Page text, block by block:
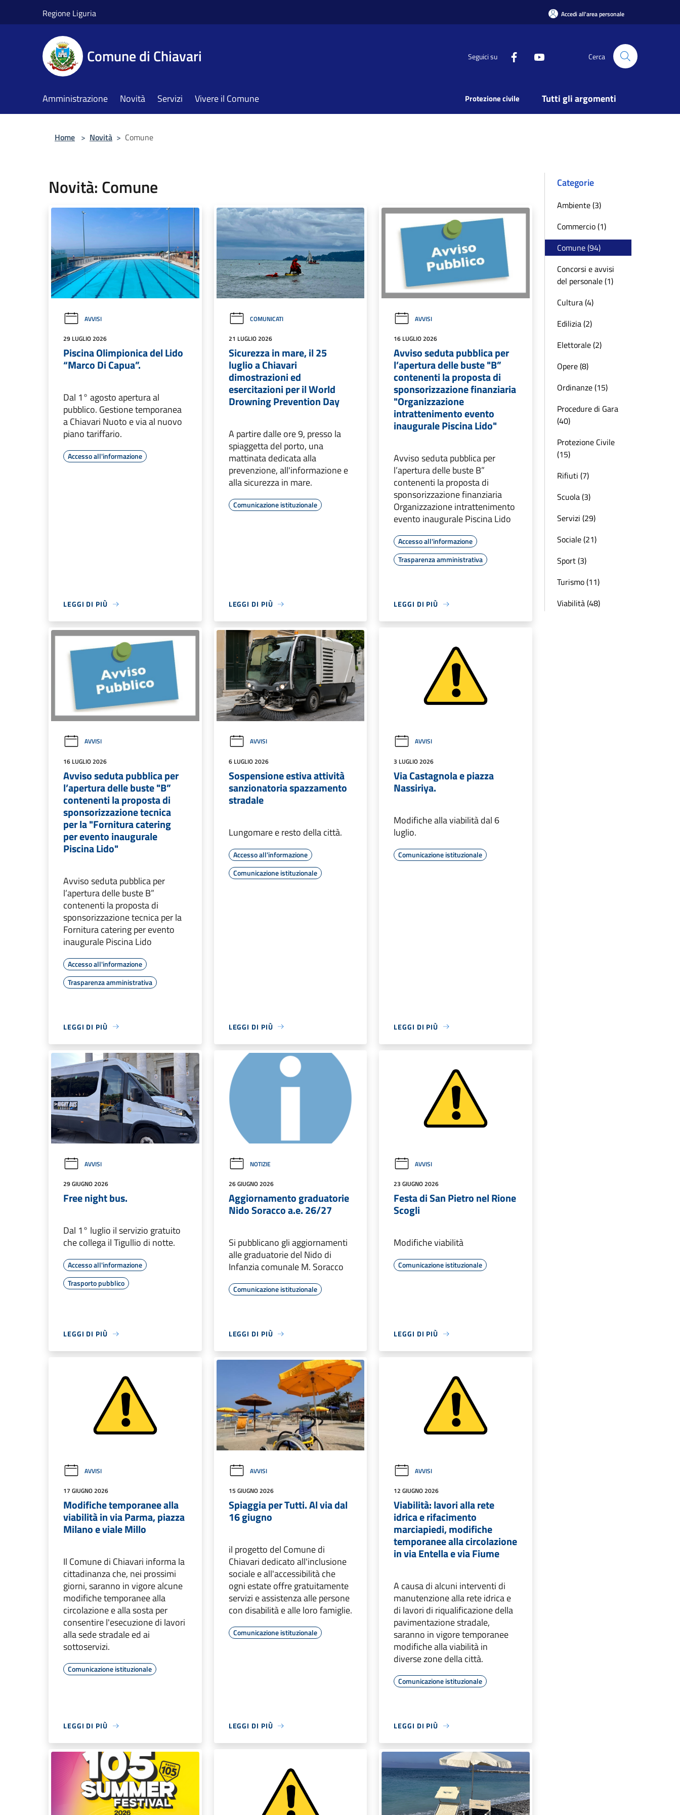
Regione Liguria Accedi all'area personale
Comune di Chiavari Seguici su Cerca
Amministrazione Novità Servizi Vivere il Comune Protezione civile Tutti gli argomenti
Home > Novità > Comune
Novità: Comune
AVVISI
29 LUGLIO 2026
Piscina Olimpionica del Lido
“Marco Di Capua”.
Dal 1° agosto apertura al
pubblico. Gestione temporanea
a Chiavari Nuoto e via al nuovo
piano tariffario.
Accesso all'informazione
LEGGI DI PIÙ
COMUNICATI
21 LUGLIO 2026
Sicurezza in mare, il 25
luglio a Chiavari
dimostrazioni ed
esercitazioni per il World
Drowning Prevention Day
A partire dalle ore 9, presso la
spiaggetta del porto, una
mattinata dedicata alla
prevenzione, all'informazione e
alla sicurezza in mare.
Comunicazione istituzionale
LEGGI DI PIÙ
AVVISI
16 LUGLIO 2026
Avviso seduta pubblica per
l’apertura delle buste "B”
contenenti la proposta di
sponsorizzazione finanziaria
"Organizzazione
intrattenimento evento
inaugurale Piscina Lido"
Avviso seduta pubblica per
l’apertura delle buste B”
contenenti la proposta di
sponsorizzazione finanziaria
Organizzazione intrattenimento
evento inaugurale Piscina Lido
Accesso all'informazione
Trasparenza amministrativa
LEGGI DI PIÙ
AVVISI
16 LUGLIO 2026
Avviso seduta pubblica per
l’apertura delle buste "B”
contenenti la proposta di
sponsorizzazione tecnica
per la "Fornitura catering
per evento inaugurale
Piscina Lido"
Avviso seduta pubblica per
l’apertura delle buste B”
contenenti la proposta di
sponsorizzazione tecnica per la
Fornitura catering per evento
inaugurale Piscina Lido
Accesso all'informazione
Trasparenza amministrativa
LEGGI DI PIÙ
AVVISI
6 LUGLIO 2026
Sospensione estiva attività
sanzionatoria spazzamento
stradale
Lungomare e resto della città.
Accesso all'informazione
Comunicazione istituzionale
LEGGI DI PIÙ
AVVISI
3 LUGLIO 2026
Via Castagnola e piazza
Nassiriya.
Modifiche alla viabilità dal 6
luglio.
Comunicazione istituzionale
LEGGI DI PIÙ
AVVISI
29 GIUGNO 2026
Free night bus.
Dal 1° luglio il servizio gratuito
che collega il Tigullio di notte.
Accesso all'informazione
Trasporto pubblico
LEGGI DI PIÙ
NOTIZIE
26 GIUGNO 2026
Aggiornamento graduatorie
Nido Soracco a.e. 26/27
Si pubblicano gli aggiornamenti
alle graduatorie del Nido di
Infanzia comunale M. Soracco
Comunicazione istituzionale
LEGGI DI PIÙ
AVVISI
23 GIUGNO 2026
Festa di San Pietro nel Rione
Scogli
Modifiche viabilità
Comunicazione istituzionale
LEGGI DI PIÙ
AVVISI
17 GIUGNO 2026
Modifiche temporanee alla
viabilità in via Parma, piazza
Milano e viale Millo
Il Comune di Chiavari informa la
cittadinanza che, nei prossimi
giorni, saranno in vigore alcune
modifiche temporanee alla
circolazione e alla sosta per
consentire l'esecuzione di lavori
alla sede stradale ed ai
sottoservizi.
Comunicazione istituzionale
LEGGI DI PIÙ
AVVISI
15 GIUGNO 2026
Spiaggia per Tutti. Al via dal
16 giugno
il progetto del Comune di
Chiavari dedicato all'inclusione
sociale e all'accessibilità che
ogni estate offre gratuitamente
servizi e assistenza alle persone
con disabilità e alle loro famiglie.
Comunicazione istituzionale
LEGGI DI PIÙ
AVVISI
12 GIUGNO 2026
Viabilità: lavori alla rete
idrica e rifacimento
marciapiedi, modifiche
temporanee alla circolazione
in via Entella e via Fiume
A causa di alcuni interventi di
manutenzione alla rete idrica e
di lavori di riqualificazione della
pavimentazione stradale,
saranno in vigore temporanee
modifiche alla viabilità in
diverse zone della città.
Comunicazione istituzionale
LEGGI DI PIÙ
Categorie
Ambiente (3)
Commercio (1)
Comune (94)
Concorsi e avvisi
del personale (1)
Cultura (4)
Edilizia (2)
Elettorale (2)
Opere (8)
Ordinanze (15)
Procedure di Gara
(40)
Protezione Civile
(15)
Rifiuti (7)
Scuola (3)
Servizi (29)
Sociale (21)
Sport (3)
Turismo (11)
Viabilità (48)